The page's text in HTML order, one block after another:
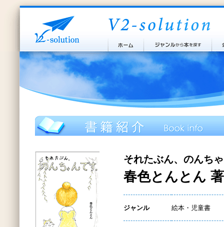
それたぶん、のんち
春色とんとん 著
ジャンル 絵本・児童書